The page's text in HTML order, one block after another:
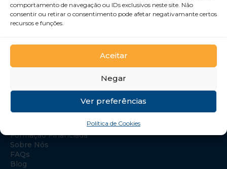
comportamento de navegação ou IDs exclusivos neste site. Não
consentir ou retirar o consentimento pode afetar negativamante certos
recursos e funções.
Aceitar
Negar
Ver preferências
Política de Cookies
Formação Especializada
Formação Financiada
Sobre Nós
FAQs
Blog